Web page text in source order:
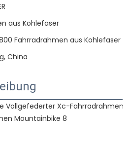
aus Kohlefaser
Fahrradrahmen aus Kohlefaser
China